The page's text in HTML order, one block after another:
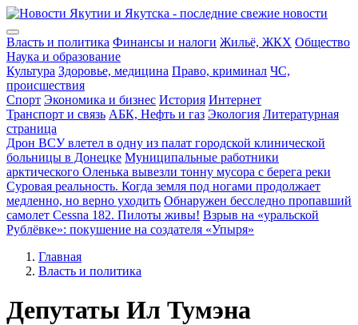
Власть и политика Финансы и налоги Жильё, ЖКХ Общество
Наука и образование
Культура Здоровье, медицина Право, криминал ЧС,
происшествия
Спорт Экономика и бизнес История Интернет
Транспорт и связь АБК, Нефть и газ Экология Литературная
страница
Дрон ВСУ влетел в одну из палат городской клинической
больницы в Донецке Муниципальные работники
арктического Оленька вывезли тонну мусора с берега реки
Суровая реальность. Когда земля под ногами продолжает
медленно, но верно уходить Обнаружен бесследно пропавший
самолет Cessna 182. Пилоты живы! Взрыв на «уральской
Рублёвке»: покушение на создателя «Упыря»
Главная
Власть и политика
Депутаты Ил Тумэна